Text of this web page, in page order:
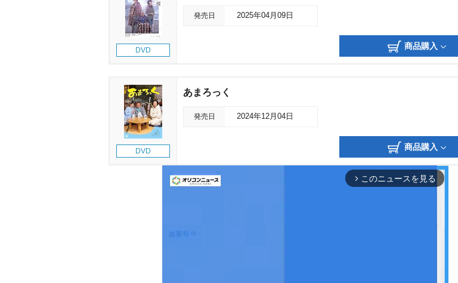
DVD
発売日 2025年04月09日
商品購入
DVD
あまろっく
発売日 2024年12月04日
商品購入
arrow_forward_ios このニュースを見る